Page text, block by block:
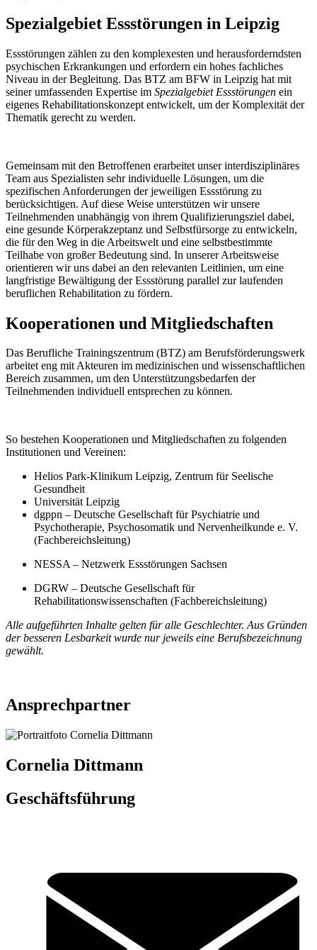
Spezialgebiet Essstörungen in Leipzig
Essstörungen zählen zu den komplexesten und herausforderndsten
psychischen Erkrankungen und erfordern ein hohes fachliches
Niveau in der Begleitung. Das BTZ am BFW in Leipzig hat mit
seiner umfassenden Expertise im Spezialgebiet Essstörungen ein
eigenes Rehabilitationskonzept entwickelt, um der Komplexität der
Thematik gerecht zu werden.
Gemeinsam mit den Betroffenen erarbeitet unser interdisziplinäres
Team aus Spezialisten sehr individuelle Lösungen, um die
spezifischen Anforderungen der jeweiligen Essstörung zu
berücksichtigen. Auf diese Weise unterstützen wir unsere
Teilnehmenden unabhängig von ihrem Qualifizierungsziel dabei,
eine gesunde Körperakzeptanz und Selbstfürsorge zu entwickeln,
die für den Weg in die Arbeitswelt und eine selbstbestimmte
Teilhabe von großer Bedeutung sind. In unserer Arbeitsweise
orientieren wir uns dabei an den relevanten Leitlinien, um eine
langfristige Bewältigung der Essstörung parallel zur laufenden
beruflichen Rehabilitation zu fördern.
Kooperationen und Mitgliedschaften
Das Berufliche Trainingszentrum (BTZ) am Berufsförderungswerk
arbeitet eng mit Akteuren im medizinischen und wissenschaftlichen
Bereich zusammen, um den Unterstützungsbedarfen der
Teilnehmenden individuell entsprechen zu können.
So bestehen Kooperationen und Mitgliedschaften zu folgenden
Institutionen und Vereinen:
Helios Park-Klinikum Leipzig, Zentrum für Seelische
Gesundheit
Universität Leipzig
dgppn – Deutsche Gesellschaft für Psychiatrie und
Psychotherapie, Psychosomatik und Nervenheilkunde e. V.
(Fachbereichsleitung)
NESSA – Netzwerk Essstörungen Sachsen
DGRW – Deutsche Gesellschaft für
Rehabilitationswissenschaften (Fachbereichsleitung)
Alle aufgeführten Inhalte gelten für alle Geschlechter. Aus Gründen
der besseren Lesbarkeit wurde nur jeweils eine Berufsbezeichnung
gewählt.
Ansprechpartner
Cornelia Dittmann
Geschäftsführung